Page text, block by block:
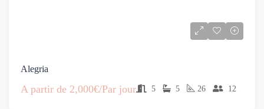
Alegria
A partir de 2,000€/Par jour 5 5 26 12